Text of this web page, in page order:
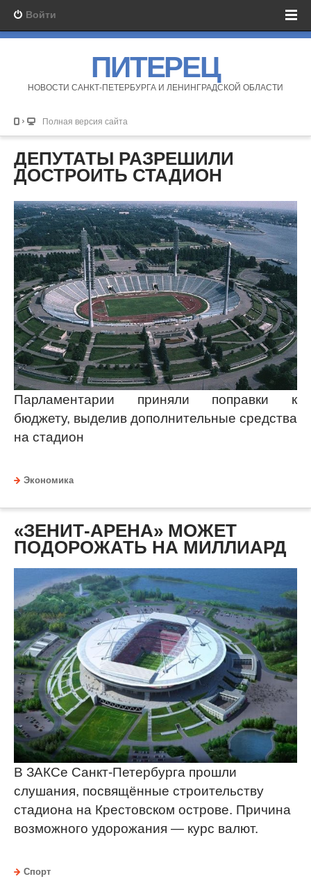
Войти
ПИТЕРЕЦ
НОВОСТИ САНКТ-ПЕТЕРБУРГА И ЛЕНИНГРАДСКОЙ ОБЛАСТИ
Полная версия сайта
ДЕПУТАТЫ РАЗРЕШИЛИ
ДОСТРОИТЬ СТАДИОН
Парламентарии приняли поправки к
бюджету, выделив дополнительные средства
на стадион
Экономика
«ЗЕНИТ-АРЕНА» МОЖЕТ
ПОДОРОЖАТЬ НА МИЛЛИАРД
В ЗАКСе Санкт-Петербурга прошли
слушания, посвящённые строительству
стадиона на Крестовском острове. Причина
возможного удорожания — курс валют.
Спорт